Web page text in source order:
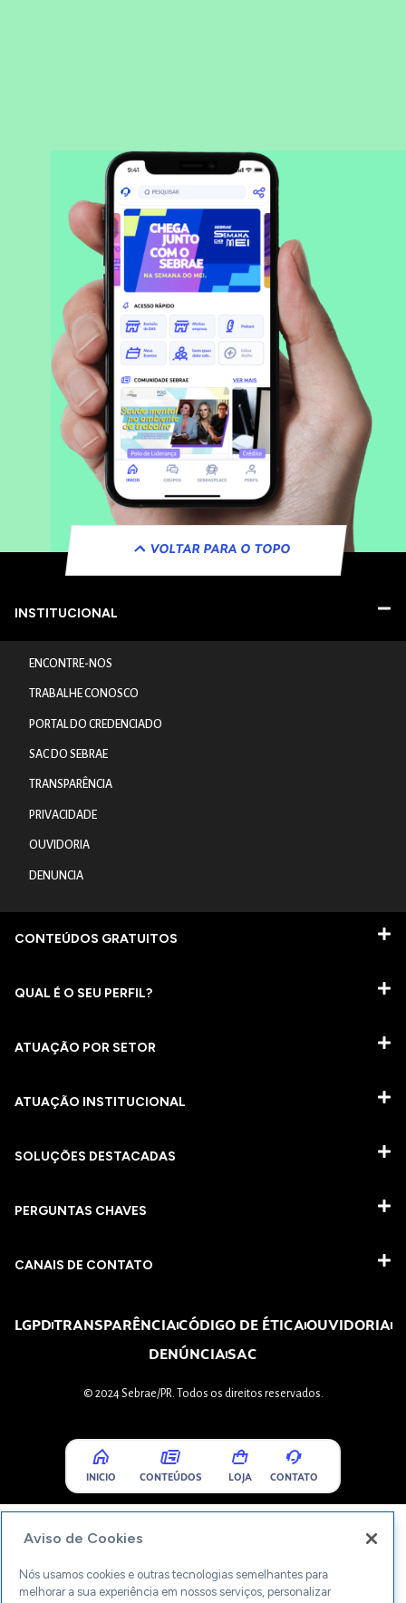
VOLTAR PARA O TOPO
INSTITUCIONAL
ENCONTRE-NOS
TRABALHE CONOSCO
PORTAL DO CREDENCIADO
SAC DO SEBRAE
TRANSPARÊNCIA
PRIVACIDADE
OUVIDORIA
DENUNCIA
CONTEÚDOS GRATUITOS
QUAL É O SEU PERFIL?
ATUAÇÃO POR SETOR
ATUAÇÃO INSTITUCIONAL
SOLUÇÕES DESTACADAS
PERGUNTAS CHAVES​
CANAIS DE CONTATO
LGPDTRANSPARÊNCIACÓDIGO DE ÉTICAOUVIDORIA
DENÚNCIASAC
© 2024 Sebrae/PR. Todos os direitos reservados.
INICIO CONTEÚDOS LOJA CONTATO
Aviso de Cookies
Nós usamos cookies e outras tecnologias semelhantes para
melhorar a sua experiência em nossos serviços, personalizar